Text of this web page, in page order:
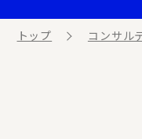
トップ コンサル